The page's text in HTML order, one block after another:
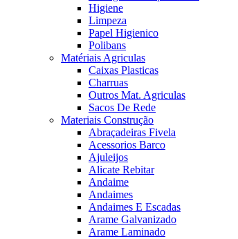
Higiene
Limpeza
Papel Higienico
Polibans
Matériais Agriculas
Caixas Plasticas
Charruas
Outros Mat. Agriculas
Sacos De Rede
Materiais Construção
Abraçadeiras Fivela
Acessorios Barco
Ajuleijos
Alicate Rebitar
Andaime
Andaimes
Andaimes E Escadas
Arame Galvanizado
Arame Laminado